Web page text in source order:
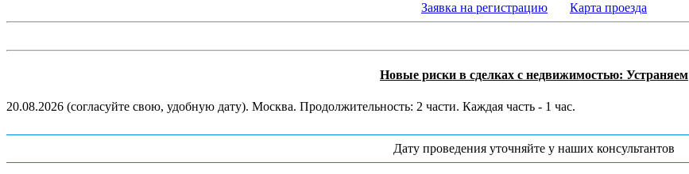
Заявка на регистрацию
Карта проезда
Новые риски в сделках с недвижимостью: Устраняем
20.08.2026 (согласуйте свою, удобную дату). Москва. Продолжительность: 2 части. Каждая часть - 1 час.
Дату проведения уточняйте у наших консультантов